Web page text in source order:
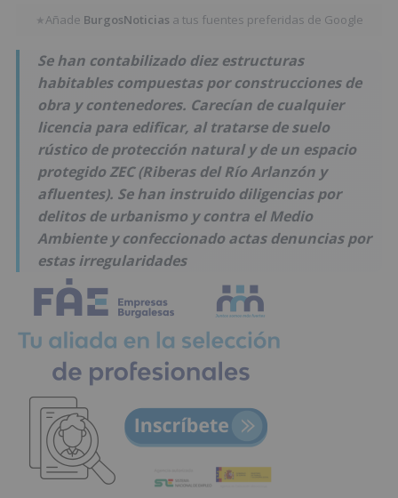
★Añade BurgosNoticias a tus fuentes preferidas de Google
Se han contabilizado diez estructuras
habitables compuestas por construcciones de
obra y contenedores. Carecían de cualquier
licencia para edificar, al tratarse de suelo
rústico de protección natural y de un espacio
protegido ZEC (Riberas del Río Arlanzón y
afluentes). Se han instruido diligencias por
delitos de urbanismo y contra el Medio
Ambiente y confeccionado actas denuncias por
estas irregularidades